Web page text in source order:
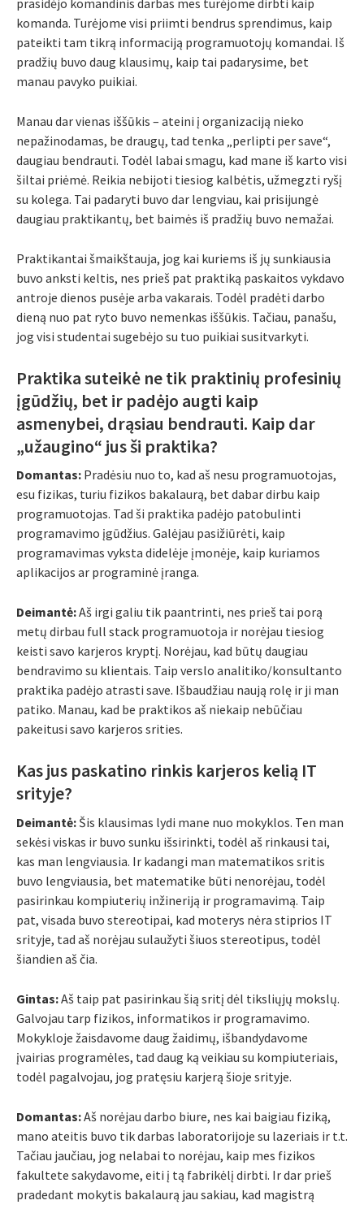
komanda. Turėjome visi priimti bendrus sprendimus, kaip
pateikti tam tikrą informaciją programuotojų komandai. Iš
pradžių buvo daug klausimų, kaip tai padarysime, bet
manau pavyko puikiai.
Manau dar vienas iššūkis – ateini į organizaciją nieko
nepažinodamas, be draugų, tad tenka „perlipti per save“,
daugiau bendrauti. Todėl labai smagu, kad mane iš karto visi
šiltai priėmė. Reikia nebijoti tiesiog kalbėtis, užmegzti ryšį
su kolega. Tai padaryti buvo dar lengviau, kai prisijungė
daugiau praktikantų, bet baimės iš pradžių buvo nemažai.
Praktikantai šmaikštauja, jog kai kuriems iš jų sunkiausia
buvo anksti keltis, nes prieš pat praktiką paskaitos vykdavo
antroje dienos pusėje arba vakarais. Todėl pradėti darbo
dieną nuo pat ryto buvo nemenkas iššūkis. Tačiau, panašu,
jog visi studentai sugebėjo su tuo puikiai susitvarkyti.
Praktika suteikė ne tik praktinių profesinių
įgūdžių, bet ir padėjo augti kaip
asmenybei, drąsiau bendrauti. Kaip dar
„užaugino“ jus ši praktika?
Domantas: Pradėsiu nuo to, kad aš nesu programuotojas,
esu fizikas, turiu fizikos bakalaurą, bet dabar dirbu kaip
programuotojas. Tad ši praktika padėjo patobulinti
programavimo įgūdžius. Galėjau pasižiūrėti, kaip
programavimas vyksta didelėje įmonėje, kaip kuriamos
aplikacijos ar programinė įranga.
Deimantė:Aš irgi galiu tik paantrinti, nes prieš tai porą
metų dirbau full stack programuotoja ir norėjau tiesiog
keisti savo karjeros kryptį. Norėjau, kad būtų daugiau
bendravimo su klientais. Taip verslo analitiko/konsultanto
praktika padėjo atrasti save. Išbaudžiau naują rolę ir ji man
patiko. Manau, kad be praktikos aš niekaip nebūčiau
pakeitusi savo karjeros srities.
Kas jus paskatino rinkis karjeros kelią IT
srityje?
Deimantė: Šis klausimas lydi mane nuo mokyklos. Ten man
sekėsi viskas ir buvo sunku išsirinkti, todėl aš rinkausi tai,
kas man lengviausia. Ir kadangi man matematikos sritis
buvo lengviausia, bet matematike būti nenorėjau, todėl
pasirinkau kompiuterių inžineriją ir programavimą. Taip
pat, visada buvo stereotipai, kad moterys nėra stiprios IT
srityje, tad aš norėjau sulaužyti šiuos stereotipus, todėl
šiandien aš čia.
Gintas:Aš taip pat pasirinkau šią sritį dėl tiksliųjų mokslų.
Galvojau tarp fizikos, informatikos ir programavimo.
Mokykloje žaisdavome daug žaidimų, išbandydavome
įvairias programėles, tad daug ką veikiau su kompiuteriais,
todėl pagalvojau, jog pratęsiu karjerą šioje srityje.
Domantas:Aš norėjau darbo biure, nes kai baigiau fiziką,
mano ateitis buvo tik darbas laboratorijoje su lazeriais ir t.t.
Tačiau jaučiau, jog nelabai to norėjau, kaip mes fizikos
fakultete sakydavome, eiti į tą fabrikėlį dirbti. Ir dar prieš
pradedant mokytis bakalaurą jau sakiau, kad magistrą